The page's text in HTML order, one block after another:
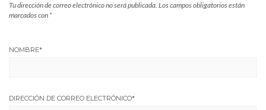
Tu dirección de correo electrónico no será publicada. Los campos obligatorios están
marcados con *
NOMBRE*
DIRECCIÓN DE CORREO ELECTRÓNICO*